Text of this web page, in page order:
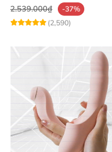
2.539.000₫
-37%
(2,590)